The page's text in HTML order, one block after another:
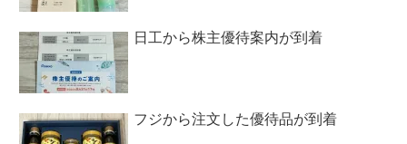
日工から株主優待案内が到着
フジから注文した優待品が到着